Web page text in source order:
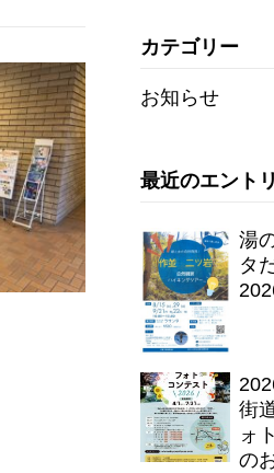
カテゴリー
お知らせ
最近のエント
湯
タ
街
ォ
の